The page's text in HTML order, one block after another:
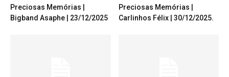
Preciosas Memórias |
Bigband Asaphe | 23/12/2025
Preciosas Memórias |
Carlinhos Félix | 30/12/2025.